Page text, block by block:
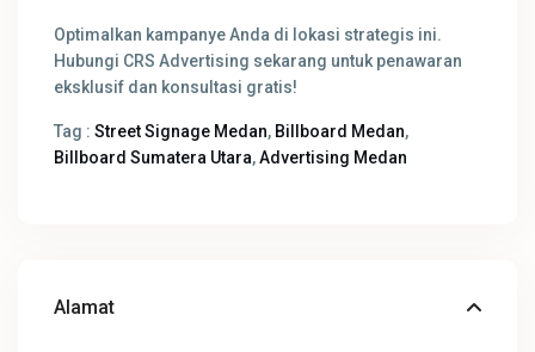
Optimalkan kampanye Anda di lokasi strategis ini.
Hubungi CRS Advertising sekarang untuk penawaran
eksklusif dan konsultasi gratis!
Tag :Street Signage Medan, Billboard Medan,
Billboard Sumatera Utara,Advertising Medan
Alamat